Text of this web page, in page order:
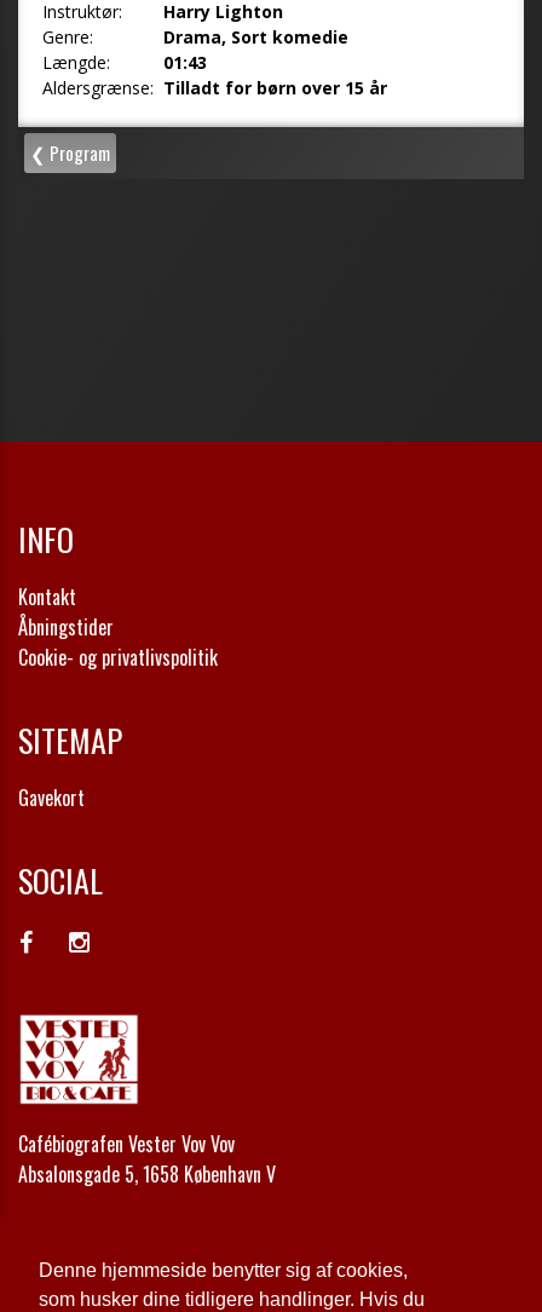
Denne hjemmeside benytter sig af cookies,
som husker dine tidligere handlinger. Hvis du
INFO
Kontakt
Åbningstider
Cookie- og privatlivspolitik
SITEMAP
Gavekort
SOCIAL
Cafébiografen Vester Vov Vov
Absalonsgade 5, 1658 København V
Email: kontakt@vestervovvov.dk